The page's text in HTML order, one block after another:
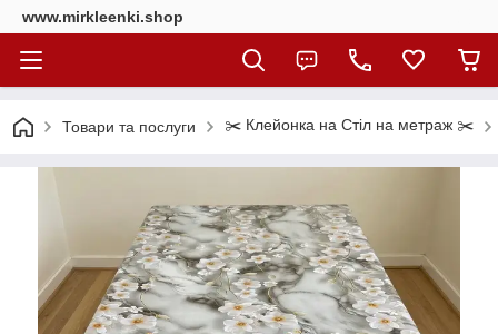
www.mirkleenki.shop
Товари та послуги ✂️ Клейонка на Стіл на метраж ✂️